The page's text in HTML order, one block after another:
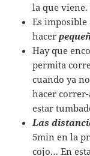
la que
Es
hacer
Hay que
permita
cuando ya
hacer
estar
Las
5min en la
cojo… En